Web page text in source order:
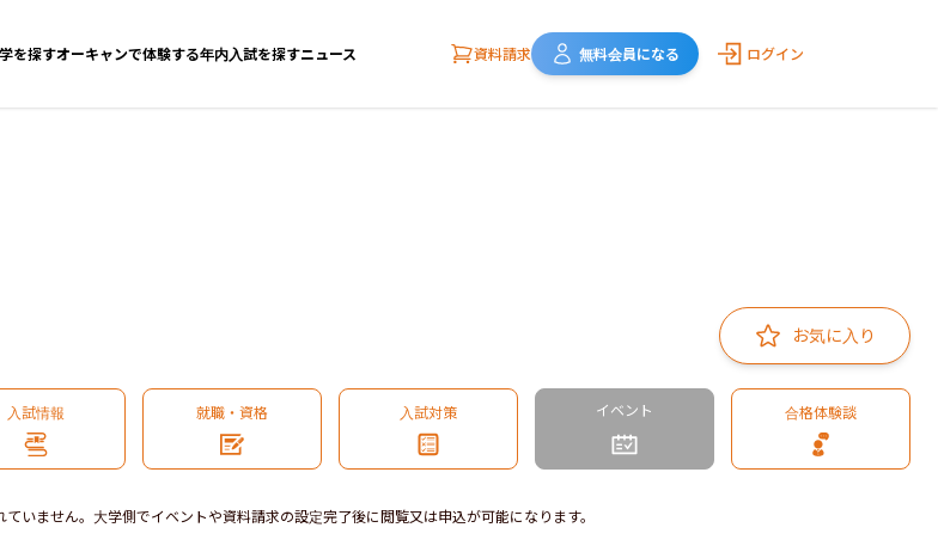
を探すオーキャンで体験する年内入試を探すニュース 資料請求 無料会員になる ログイン
お気に入り
入試情報 就職・資格 入試対策 イベント 合格体験談
いません。大学側でイベントや資料請求の設定完了後に閲覧又は申込が可能になります。